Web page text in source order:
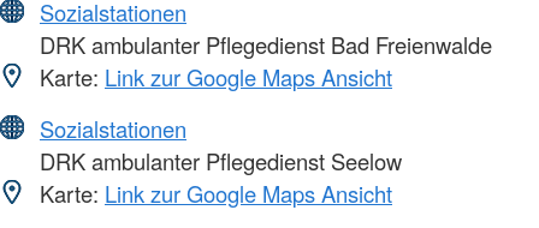
Sozialstationen
DRK ambulanter Pflegedienst Bad Freienwalde
Karte: Link zur Google Maps Ansicht
Sozialstationen
DRK ambulanter Pflegedienst Seelow
Karte: Link zur Google Maps Ansicht